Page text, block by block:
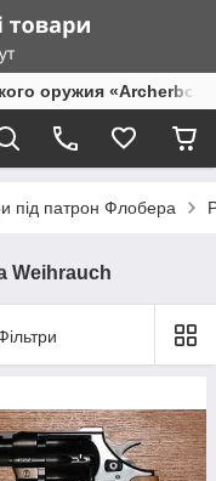
оружия
під патрон Флобера
Weihrauch